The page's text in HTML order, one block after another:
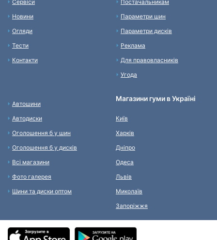
Сервіси
Новини
Огляди
Тести
Контакти
Постачальникам
Параметри шин
Параметри дисків
Реклама
Для правовласників
Угода
Автошини
Автодиски
Оголошення б у шин
Оголошення б у дисків
Всі магазини
Фото галерея
Шини та диски оптом
Магазини гуми в Україні
Київ
Харків
Дніпро
Одеса
Львів
Миколаїв
Запоріжжя